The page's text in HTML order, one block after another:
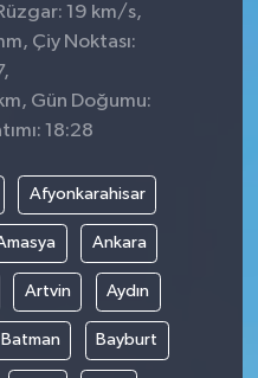
19 km/s,
Çiy Noktası:
Gün Doğumu:
18:28
Afyonkarahisar
Ankara
Artvin Aydın
Batman Bayburt